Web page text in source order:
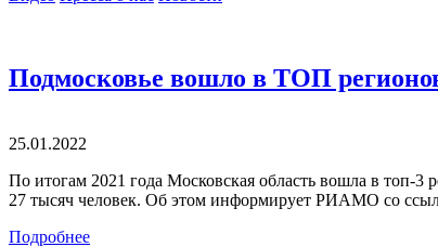
Подмосковье вошло в ТОП
25.01.2022
По итогам 2021 года Московская область вошла в топ-3
27 тысяч человек. Об этом информирует РИАМО со
Подробнее